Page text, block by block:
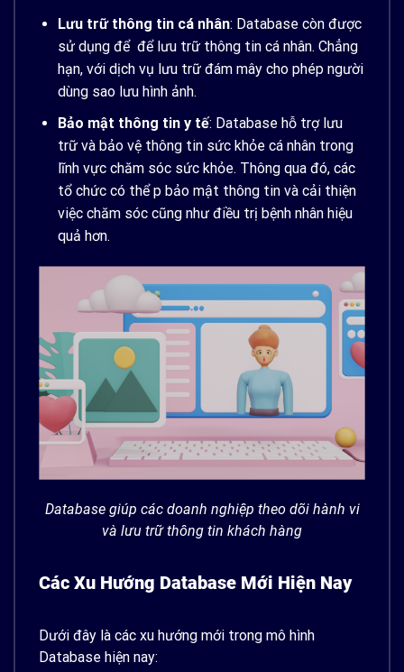
Lưu trữ thông tin cá nhân: Database còn được
sử dụng để để lưu trữ thông tin cá nhân. Chẳng
hạn, với dịch vụ lưu trữ đám mây cho phép người
dùng sao lưu hình ảnh.
Bảo mật thông tin y tế: Database hỗ trợ lưu
trữ và bảo vệ thông tin sức khỏe cá nhân trong
lĩnh vực chăm sóc sức khỏe. Thông qua đó, các
tổ chức có thể p bảo mật thông tin và cải thiện
việc chăm sóc cũng như điều trị bệnh nhân hiệu
quả hơn.
Database giúp các doanh nghiệp theo dõi hành vi
và lưu trữ thông tin khách hàng
Các Xu Hướng Database Mới Hiện Nay
Dưới đây là các xu hướng mới trong mô hình
Database hiện nay: